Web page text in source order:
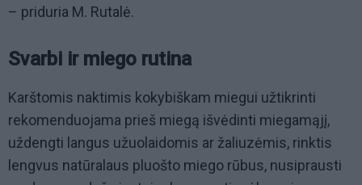
– priduria M. Rutalė.
Svarbi ir miego rutina
Karštomis naktimis kokybiškam miegui užtikrinti
rekomenduojama prieš miegą išvėdinti miegamąjį,
uždengti langus užuolaidomis ar žaliuzėmis, rinktis
lengvus natūralaus pluošto miego rūbus, nusiprausti